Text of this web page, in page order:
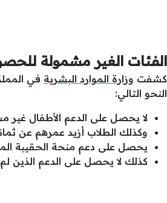
الفئات الغير مشمولة
كشفت وزارة الموارد البشرية في
النحو التالي:
لا يحصل على الدعم الأطفال غير
وكذلك الطلاب أزيد عمرهم عن
يحصل على دعم منحة الحقيبة المدرسية ما بين
كذلك لا يحصل على الدعم الذين